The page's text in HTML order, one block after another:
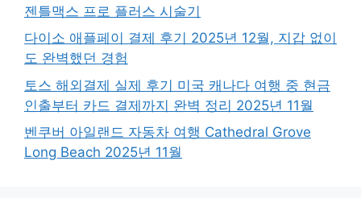
젠틀맥스 프로 플러스 시술기
다이소 애플페이 결제 후기 2025년 12월, 지갑 없이
도 완벽했던 경험
토스 해외결제 실제 후기 미국 캐나다 여행 중 현금
인출부터 카드 결제까지 완벽 정리 2025년 11월
벤쿠버 아일랜드 자동차 여행 Cathedral Grove
Long Beach 2025년 11월